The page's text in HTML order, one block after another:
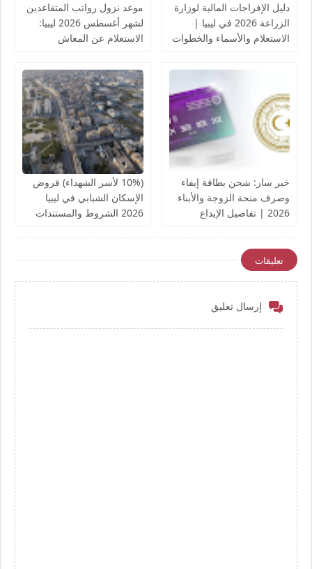
دليل الإفراجات المالية لوزارة
الزراعة 2026 في ليبيا |
الاستعلام والأسماء والخطوات
موعد نزول رواتب المتقاعدين
لشهر أغسطس 2026 ليبيا:
الاستعلام عن المعاش
خبر سار: شحن بطاقة إيفاء
وصرف منحة الزوجة والأبناء
2026 | تفاصيل الإيداع
(10% لأسر الشهداء) قروض
الإسكان الشبابي في ليبيا
2026 الشروط والمستندات
تعليقات
إرسال تعليق